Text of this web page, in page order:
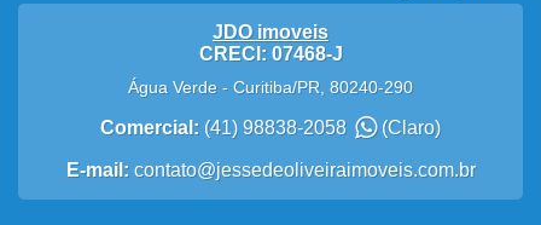
JDO imoveis
CRECI: 07468-J
Água Verde - Curitiba/PR 80240-290
Comercial: (41) 98838-2058 (Claro)
E-mail: contato@jessedeoliveiraimoveis.com.br